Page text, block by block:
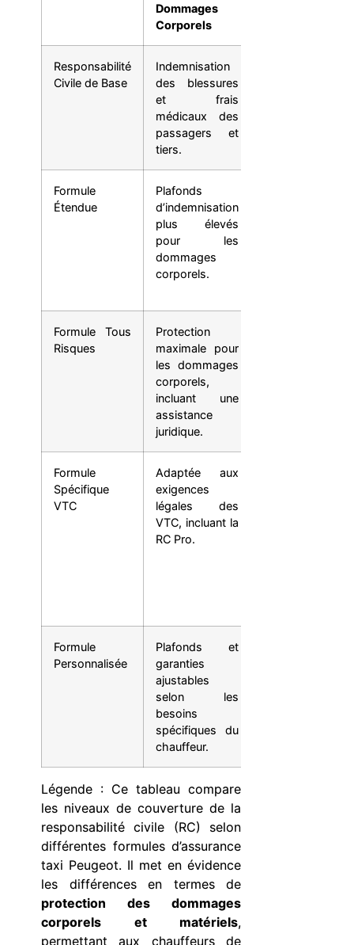
Dommages
Corporels
Responsabilité
Civile de Base
Indemnisation
des blessures
et frais
médicaux des
passagers et
tiers.
Formule
Étendue
Plafonds
d’indemnisation
plus élevés
pour les
dommages
corporels.
Formule Tous
Risques
Protection
maximale pour
les dommages
corporels,
incluant une
assistance
juridique.
Formule
Spécifique
VTC
Adaptée aux
exigences
légales des
VTC, incluant la
RC Pro.
Formule
Personnalisée
Plafonds et
garanties
ajustables
selon les
besoins
spécifiques du
chauffeur.
Légende : Ce tableau compare
les niveaux de couverture de la
responsabilité civile (RC) selon
différentes formules d’assurance
taxi Peugeot. Il met en évidence
les différences en termes de
protection des dommages
corporels et matériels,
permettant aux chauffeurs de